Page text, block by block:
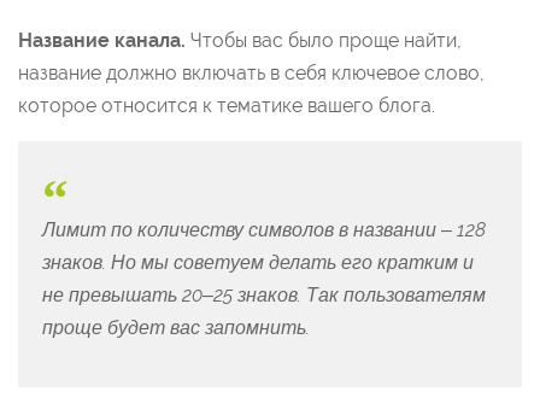
Название канала. Чтобы вас было проще найти,
название должно включать в себя ключевое слово,
которое относится к тематике вашего блога.
Лимит по количеству символов в названии – 128
знаков. Но мы советуем делать его кратким и
не превышать 20–25 знаков. Так пользователям
проще будет вас запомнить.